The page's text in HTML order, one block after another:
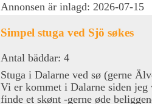
Annonsen är inlagd: 2026-07-15
Simpel stuga ved Sjö søkes
Antal bäddar: 4
Stuga i Dalarne ved sø (gerne
Vi er kommet i Dalarne siden
finde et skønt -gerne øde